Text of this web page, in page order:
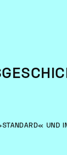
UND